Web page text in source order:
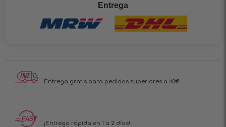
Entrega
Entrega gratis para pedidos superiores a 40€
¡Entrega rápida en 1 a 2 días!